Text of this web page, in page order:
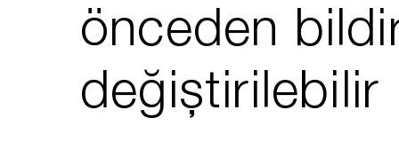
önceden
değiştirilebilir